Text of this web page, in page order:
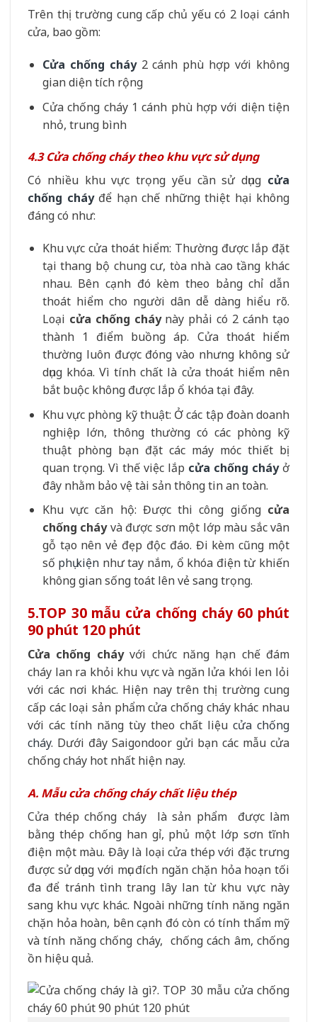
Trên thị trường cung cấp chủ yếu có 2 loại cánh
cửa, bao gồm:
Cửa chống cháy2 cánh phù hợp với không
gian diện tích rộng
Cửa chống cháy 1 cánh phù hợp với diện tiện
nhỏ, trung bình
4.3 Cửa chống cháy theo khu vực sử dụng
Có nhiều khu vực trọng yếu cần sử dụng cửa
chống cháy để hạn chế những thiệt hại không
đáng có như:
Khu vực cửa thoát hiểm: Thường được lắp đặt
tại thang bộ chung cư, tòa nhà cao tầng khác
nhau. Bên cạnh đó kèm theo bảng chỉ dẫn
thoát hiểm cho người dân dễ dàng hiểu rõ.
Loại cửa chống cháy này phải có 2 cánh tạo
thành 1 điểm buồng áp. Cửa thoát hiểm
thường luôn được đóng vào nhưng không sử
dụng khóa. Vì tính chất là cửa thoát hiểm nên
bắt buộc không được lắp ổ khóa tại đây.
Khu vực phòng kỹ thuật: Ở các tập đoàn doanh
nghiệp lớn, thông thường có các phòng kỹ
thuật phòng bạn đặt các máy móc thiết bị
quan trọng. Vì thế việc lắp cửa chống cháyở
đây nhằm bảo vệ tài sản thông tin an toàn.
Khu vực căn hộ: Được thi công giống cửa
chống cháyvà được sơn một lớp màu sắc vân
gỗ tạo nên vẻ đẹp độc đáo. Đi kèm cũng một
số phụ kiện như tay nắm, ổ khóa điện từ khiến
không gian sống toát lên vẻ sang trọng.
5.TOP 30 mẫu cửa chống cháy 60 phút
90 phút 120 phút
Cửa chống cháyvới chức năng hạn chế đám
cháy lan ra khỏi khu vực và ngăn lửa khói len lỏi
với các nơi khác. Hiện nay trên thị trường cung
cấp các loại sản phẩm cửa chống cháy khác nhau
với các tính năng tùy theo chất liệu cửa chống
cháy. Dưới đây Saigondoor gửi bạn các mẫu cửa
chống cháy hot nhất hiện nay.
A. Mẫu cửa chống cháy chất liệu thép
Cửa thép chống cháy là sản phẩm được làm
bằng thép chống han gỉ, phủ một lớp sơn tĩnh
điện một màu. Đây là loại cửa thép với đặc trưng
được sử dụng với mục đích ngăn chặn hỏa hoạn tối
đa để tránh tình trang lây lan từ khu vực này
sang khu vực khác. Ngoài những tính năng ngăn
chặn hỏa hoàn, bên cạnh đó còn có tính thẩm mỹ
và tính năng chống cháy, chống cách âm, chống
ồn hiệu quả.